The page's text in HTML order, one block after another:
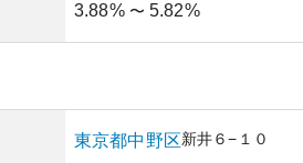
3.88% 〜 5.82%
東京都中野区新井６−１０